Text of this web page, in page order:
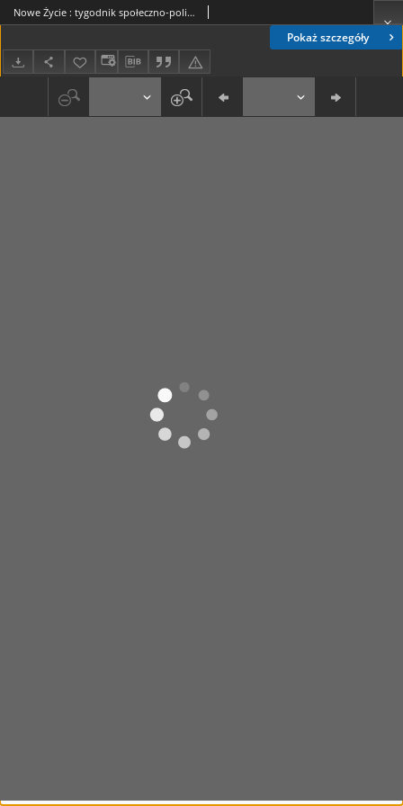
Pokaż szczegóły
Nowe Życie : tygodnik społeczno-polityczny, popularno-naukowy i literacki R. 1, T. 2 nr 15 [12 stycz. 1911]